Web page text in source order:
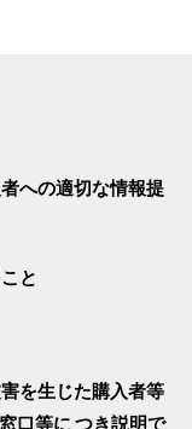
への適切な情報提
と
を生じた購入者等
口等に つき説明で